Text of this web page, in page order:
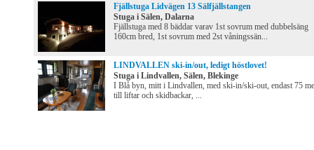
Fjällstuga Lidvägen 13 Sälfjällstangen
Stuga i Sälen, Dalarna
Fjällstuga med 8 bäddar varav 1st sovrum med dubbelsäng
160cm bred, 1st sovrum med 2st våningssän...
LINDVALLEN ski-in/out, ledigt höstlovet!
Stuga i Lindvallen, Sälen, Blekinge
I Blå byn, mitt i Lindvallen, med ski-in/ski-out, endast 75
till liftar och skidbackar, ...